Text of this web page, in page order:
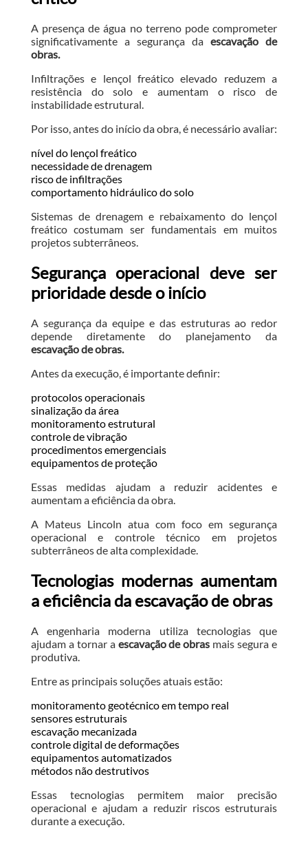
A presença de água no terreno pode comprometer
significativamente a segurança daescavação de
obras.
Infiltrações e lençol freático elevado reduzem a
resistência do solo e aumentam o risco de
instabilidade estrutural.
Por isso, antes do início da obra, é necessário avaliar:
nível do lençol freático
necessidade de drenagem
risco de infiltrações
comportamento hidráulico do solo
Sistemas de drenagem e rebaixamento do lençol
freático costumam ser fundamentais em muitos
projetos subterrâneos.
Segurança operacional deve ser
prioridade desde o início
A segurança da equipe e das estruturas ao redor
depende diretamente do planejamento da
escavação de obras.
Antes da execução, é importante definir:
protocolos operacionais
sinalização da área
monitoramento estrutural
controle de vibração
procedimentos emergenciais
equipamentos de proteção
Essas medidas ajudam a reduzir acidentes e
aumentam a eficiência da obra.
A Mateus Lincoln atua com foco em segurança
operacional e controle técnico em projetos
subterrâneos de alta complexidade.
Tecnologias modernas aumentam
a eficiência da escavação de obras
A engenharia moderna utiliza tecnologias que
ajudam a tornar a escavação de obras mais segura e
produtiva.
Entre as principais soluções atuais estão:
monitoramento geotécnico em tempo real
sensores estruturais
escavação mecanizada
controle digital de deformações
equipamentos automatizados
métodos não destrutivos
Essas tecnologias permitem maior precisão
operacional e ajudam a reduzir riscos estruturais
durante a execução.